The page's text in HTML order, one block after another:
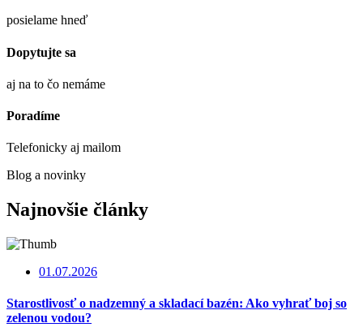
posielame hneď
Dopytujte sa
aj na to čo nemáme
Poradíme
Telefonicky aj mailom
Blog a novinky
Najnovšie články
01.07.2026
Starostlivosť o nadzemný a skladací bazén: Ako vyhrať boj so
zelenou vodou?